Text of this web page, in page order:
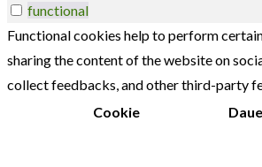
functional
Functional cookies help to perform
sharing the content of the website on
collect feedbacks, and other third-party
Cookie